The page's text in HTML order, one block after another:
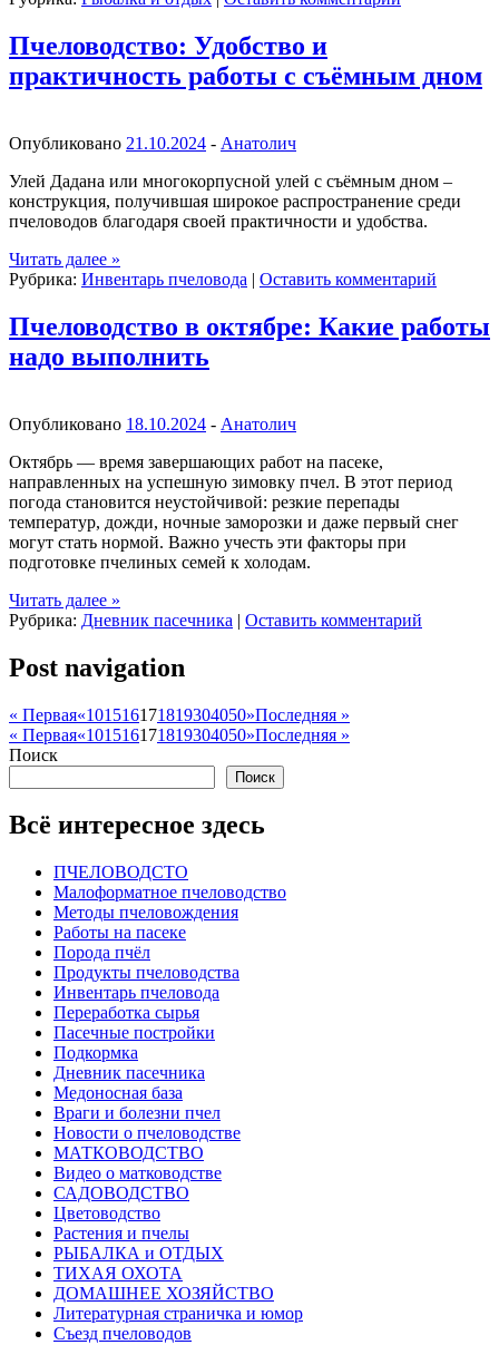
Пчеловодство: Удобство и
практичность работы с съёмным дном
Опубликовано 21.10.2024 - Анатолич
Улей Дадана или многокорпусной улей с съёмным дном –
конструкция, получившая широкое распространение среди
пчеловодов благодаря своей практичности и удобства.
Читать далее »
Рубрика: Инвентарь пчеловода | Оставить комментарий
Пчеловодство в октябре: Какие работы
надо выполнить
Опубликовано 18.10.2024 - Анатолич
Октябрь — время завершающих работ на пасеке,
направленных на успешную зимовку пчел. В этот период
погода становится неустойчивой: резкие перепады
температур, дожди, ночные заморозки и даже первый снег
могут стать нормой. Важно учесть эти факторы при
подготовке пчелиных семей к холодам.
Читать далее »
Рубрика: Дневник пасечника | Оставить комментарий
Post navigation
« Первая«101516171819304050»Последняя »
« Первая«101516171819304050»Последняя »
Поиск
Поиск
Всё интересное здесь
ПЧЕЛОВОДСТО
Малоформатное пчеловодство
Методы пчеловождения
Работы на пасеке
Порода пчёл
Продукты пчеловодства
Инвентарь пчеловода
Переработка сырья
Пасечные постройки
Подкормка
Дневник пасечника
Медоносная база
Враги и болезни пчел
Новости о пчеловодстве
МАТКОВОДСТВО
Видео о матководстве
САДОВОДСТВО
Цветоводство
Растения и пчелы
РЫБАЛКА и ОТДЫХ
ТИХАЯ ОХОТА
ДОМАШНЕЕ ХОЗЯЙСТВО
Литературная страничка и юмор
Съезд пчеловодов